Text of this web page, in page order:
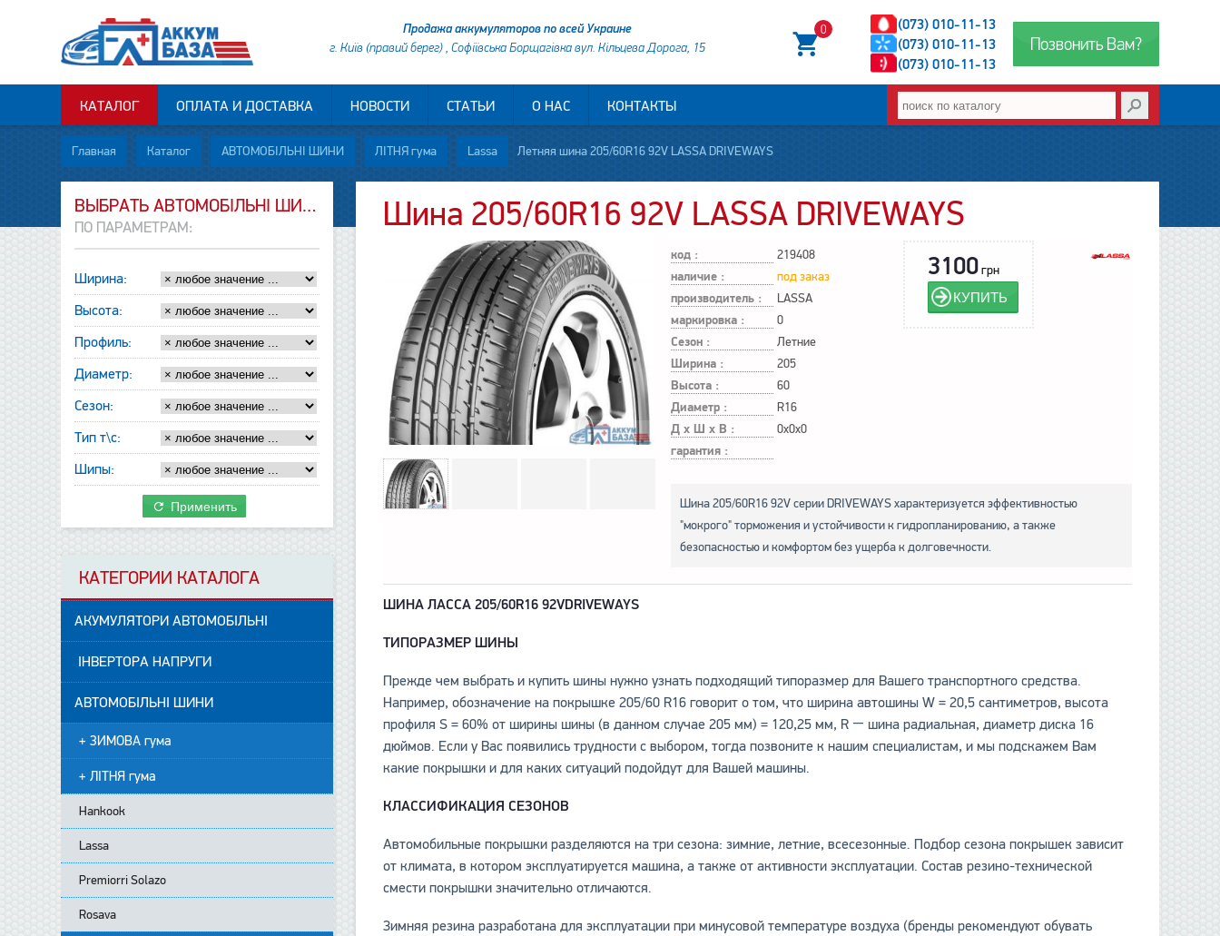
Позвонить Вам?
(073) 010-11-13
(073) 010-11-13
(073) 010-11-13
0
Продажа аккумуляторов по всей Украине
г. Київ (правий берег) , Софіївська Борщагівка вул. Кільцева Дорога, 15
КАТАЛОГ ОПЛАТА И ДОСТАВКА НОВОСТИ СТАТЬИ О НАС КОНТАКТЫ
Главная Каталог АВТОМОБІЛЬНІ ШИНИ ЛІТНЯ гума Lassa Летняя шина 205/60R16 92V LASSA DRIVEWAYS
Шина 205/60R16 92V LASSA DRIVEWAYS
код : 219408
наличие : под заказ
производитель : LASSA
маркировка : 0
Сезон : Летние
Ширина : 205
Высота : 60
Диаметр : R16
Д х Ш х В : 0x0x0
гарантия :
3100грн
КУПИТЬ
Шина 205/60R16 92V серии DRIVEWAYS характеризуется эффективностью
"мокрого" торможения и устойчивости к гидропланированию, а также
безопасностью и комфортом без ущерба к долговечности.
ШИНА ЛАССА 205/60R16 92VDRIVEWAYS
ТИПОРАЗМЕР ШИНЫ
Прежде чем выбрать и купить шины нужно узнать подходящий типоразмер для Вашего транспортного средства.
Например, обозначение на покрышке 205/60 R16 говорит о том, что ширина автошины W = 20,5 сантиметров, высота
профиля S = 60% от ширины шины (в данном случае 205 мм) = 120,25 мм, R ― шина радиальная, диаметр диска 16
дюймов. Если у Вас появились трудности с выбором, тогда позвоните к нашим специалистам, и мы подскажем Вам
какие покрышки и для каких ситуаций подойдут для Вашей машины.
КЛАССИФИКАЦИЯ СЕЗОНОВ
Автомобильные покрышки разделяются на три сезона: зимние, летние, всесезонные. Подбор сезона покрышек зависит
от климата, в котором эксплуатируется машина, а также от активности эксплуатации. Состав резино-технической
смести покрышки значительно отличаются.
Зимняя резина разработана для эксплуатации при минусовой температуре воздуха (бренды рекомендуют обувать
ВЫБРАТЬ АВТОМОБІЛЬНІ ШИНИ
ПО ПАРАМЕТРАМ:
Ширина:
Высота:
Профиль:
Диаметр:
Сезон:
Тип т\с:
Шипы:
Применить
КАТЕГОРИИ КАТАЛОГА
АКУМУЛЯТОРИ АВТОМОБІЛЬНІ
ІНВЕРТОРА НАПРУГИ
АВТОМОБІЛЬНІ ШИНИ
+ ЗИМОВА гума
+ ЛІТНЯ гума
Hankook
Lassa
Premiorri Solazo
Rosava